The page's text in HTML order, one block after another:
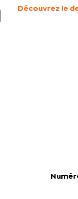
Découvrez le